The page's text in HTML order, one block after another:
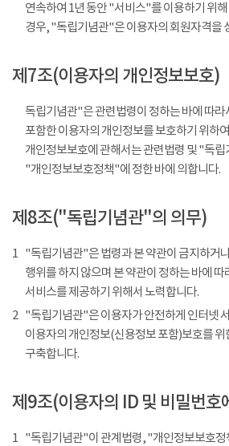
연속하여 1년 동안 "서비스"를 이용하기 위
경우, "독립기념관"은 이용자의 회원자격을
제7조(이용자의 개인정보보호)
독립기념관"은 관련법령이 정하는 바에 따라
포함한 이용자의 개인정보를 보호하기 위하
개인정보보호에 관해서는 관련법령 및 "독
"개인정보보호정책"에 정한 바에 의합니다.
제8조("독립기념관"의 의무)
1 "독립기념관"은 법령과 본 약관이 금지하거
행위를 하지 않으며 본 약관이 정하는 바에
서비스를 제공하기 위해서 노력합니다.
2 "독립기념관"은 이용자가 안전하게 인터넷
이용자의 개인정보(신용정보 포함)보호를 위
구축합니다.
제9조(이용자의 ID 및 비밀번호
1 "독립기념관"이 관계법령, "개인정보보호정